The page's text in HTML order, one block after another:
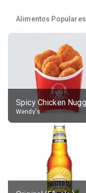
Alimentos Populares
Wendy's